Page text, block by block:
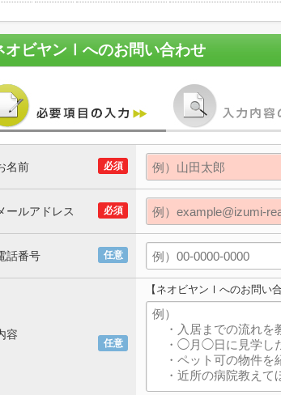
オビヤンⅠ へのお問い合わせ
必須
名前
必須
ールアドレス
任意
話番号
任意
容
【ネオビヤンⅠへのお問い合